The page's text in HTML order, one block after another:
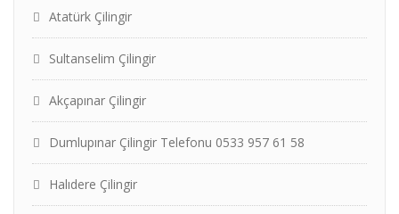
Atatürk Çilingir
Sultanselim Çilingir
Akçapınar Çilingir
Dumlupınar Çilingir Telefonu 0533 957 61 58
Halıdere Çilingir